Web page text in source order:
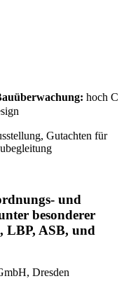
hoch C
Gutachten für
und
besonderer
LBP, ASB, und
Dresden